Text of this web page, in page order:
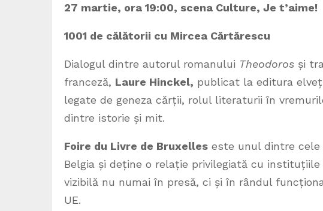
27 martie, ora 19:00, scena Culture, Je t’aime!
1001 de călătorii cu Mircea Cărtărescu
Dialogul dintre autorul romanului Theodoros și
franceză, Laure Hinckel, publicat la editura
legate de geneza cărții, rolul literaturii în
dintre istorie și mit.
Foire du Livre de Bruxelles este unul dintre
Belgia și deține o relație privilegiată cu instituțiile
vizibilă nu numai în presă, ci și în rândul
UE.